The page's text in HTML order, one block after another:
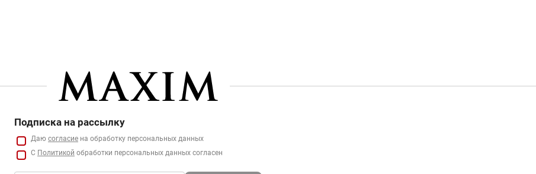
Подписка на рассылку
Даю согласие на обработку персональных данных
С Политикой обработки персональных данных согласен